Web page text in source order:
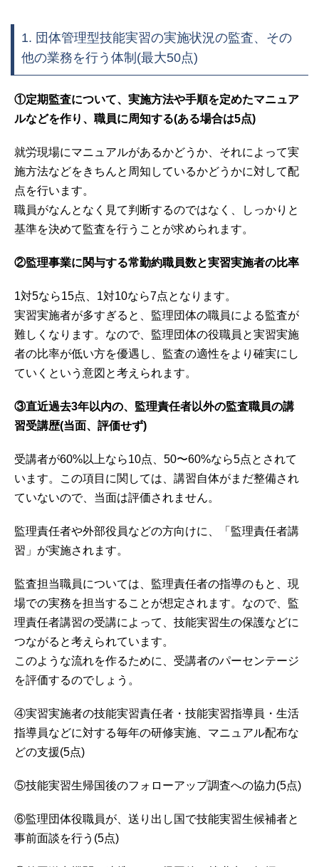
1. 団体管理型技能実習の実施状況の監査、その
他の業務を行う体制(最大50点)
①定期監査について、実施方法や手順を定めたマニュア
ルなどを作り、職員に周知する(ある場合は5点)
就労現場にマニュアルがあるかどうか、それによって実
施方法などをきちんと周知しているかどうかに対して配
点を行います。
職員がなんとなく見て判断するのではなく、しっかりと
基準を決めて監査を行うことが求められます。
②監理事業に関与する常勤約職員数と実習実施者の比率
1対5なら15点、1対10なら7点となります。
実習実施者が多すぎると、監理団体の職員による監査が
難しくなります。なので、監理団体の役職員と実習実施
者の比率が低い方を優遇し、監査の適性をより確実にし
ていくという意図と考えられます。
③直近過去3年以内の、監理責任者以外の監査職員の講
習受講歴(当面、評価せず)
受講者が60%以上なら10点、50〜60%なら5点とされて
います。この項目に関しては、講習自体がまだ整備され
ていないので、当面は評価されません。
監理責任者や外部役員などの方向けに、「監理責任者講
習」が実施されます。
監査担当職員については、監理責任者の指導のもと、現
場での実務を担当することが想定されます。なので、監
理責任者講習の受講によって、技能実習生の保護などに
つながると考えられています。
このような流れを作るために、受講者のパーセンテージ
を評価するのでしょう。
④実習実施者の技能実習責任者・技能実習指導員・生活
指導員などに対する毎年の研修実施、マニュアル配布な
どの支援(5点)
⑤技能実習生帰国後のフォローアップ調査への協力(5点)
⑥監理団体役職員が、送り出し国で技能実習生候補者と
事前面談を行う(5点)